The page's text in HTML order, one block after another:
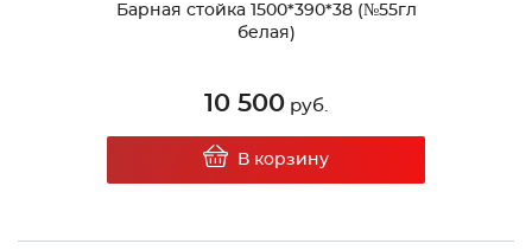
Барная стойка 1500*390*38 (№55гл
белая)
10 500 руб.
В корзину